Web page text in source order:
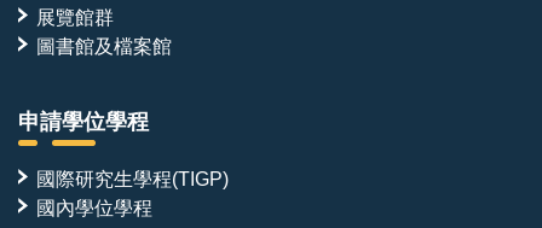
展覽館群
圖書館及檔案館
申請學位學程
國際研究生學程(TIGP)
國內學位學程